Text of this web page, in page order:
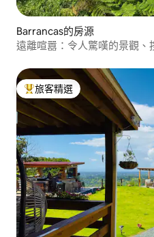
Barrancas的房源
遠離喧囂：令人驚嘆的景觀、
旅客精選榜首
旅客精選